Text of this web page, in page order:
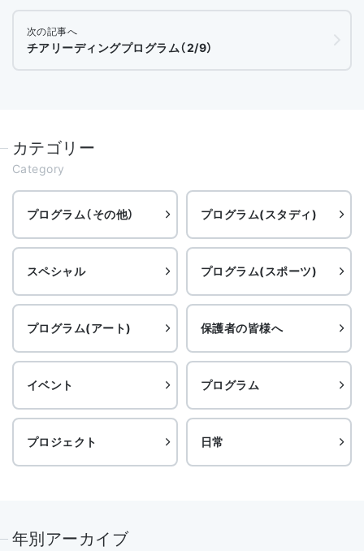
次の記事へ
チアリーディングプログラム（2/9）
カテゴリー
Category
プログラム（その他） プログラム(スタディ)
スペシャル プログラム(スポーツ)
プログラム(アート) 保護者の皆様へ
イベント プログラム
プロジェクト 日常
年別アーカイブ